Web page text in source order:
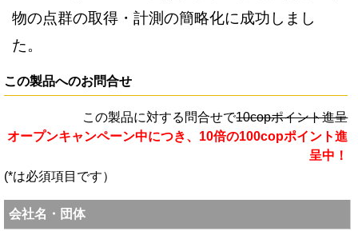
物の点群の取得・計測の簡略化に成功しまし
た。
この製品へのお問合せ
この製品に対する問合せで10copポイント進呈
オープンキャンペーン中につき、10倍の100copポイント進
呈中！
(*は必須項目です）
会社名・団体